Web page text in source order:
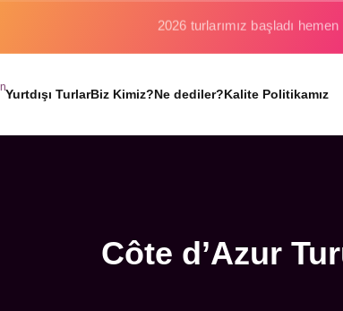
Binlerce gezginin hayali
Yurtdışı TurlarBiz Kimiz?Ne dediler?Kalite Politikamız
Côte d’Azur